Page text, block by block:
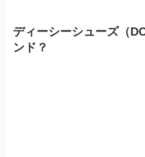
ディーシーシューズ（
ンド？